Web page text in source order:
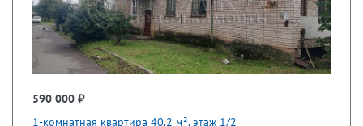
590 000 ₽
1-комнатная квартира 40.2 м², этаж 1/2